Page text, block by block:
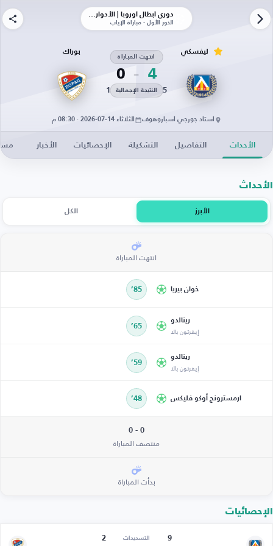
دوري أبطال أوروبا | الأدوار الإقصائية
الدور الأول - مباراة الإياب
4
انتهت المباراة
0
5 النتيجة الإجمالية 1
بوراك
استاد جورجي أسباروهوف الثلاثاء 14-07-2026 · 08:30 م
الأحداث التفاصيل التشكيلة الإحصائيات الأخبار
الأحداث
الأبرز الكل
انتهت المباراة
خوان بيريا 85’
رينالدو
إيفرتون بالا 65’
رينالدو
إيفرتون بالا 59’
ارمسترونج أوكو فليكس 48’
0 - 0
منتصف المباراة
بدأت المباراة
الإحصائيات
9 التسديدات 2